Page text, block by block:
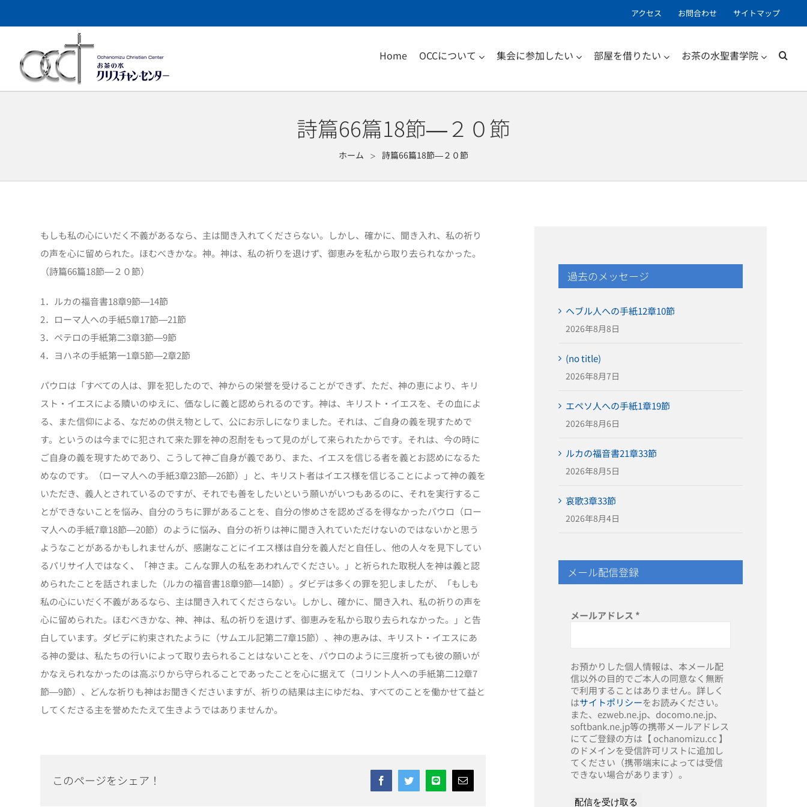
to
アクセス お問合わせ サイトマップ
Home OCCについて 集会に参加したい 部屋を借りたい お茶の水聖書学院
詩篇66篇18節―２０節
ホーム ＞ 詩篇66篇18節―２０節
もしも私の心にいだく不義があるなら、主は聞き入れてくださらない。しかし、確かに、聞き入れ、私の祈り
の声を心に留められた。ほむべきかな。神。神は、私の祈りを退けず、御恵みを私から取り去られなかった。
（詩篇66篇18節―２０節）
1．ルカの福音書18章9節―14節
2．ローマ人への手紙5章17節―21節
3．ペテロの手紙第二3章3節―9節
4．ヨハネの手紙第一1章5節―2章2節
パウロは「すべての人は、罪を犯したので、神からの栄誉を受けることができず、ただ、神の恵により、キリ
スト・イエスによる贖いのゆえに、価なしに義と認められるのです。神は、キリスト・イエスを、その血によ
る、また信仰による、なだめの供え物として、公にお示しになりました。それは、ご自身の義を現すためで
す。というのは今までに犯されて来た罪を神の忍耐をもって見のがして来られたからです。それは、今の時に
ご自身の義を現すためであり、こうして神ご自身が義であり、また、イエスを信じる者を義とお認めになるた
めなのです。（ローマ人への手紙3章23節―26節）」と、キリスト者はイエス様を信じることによって神の義を
いただき、義人とされているのですが、それでも善をしたいという願いがいつもあるのに、それを実行するこ
とができないことを悩み、自分のうちに罪があることを、自分の惨めさを認めざるを得なかったパウロ（ロー
マ人への手紙7章18節―20節）のように悩み、自分の祈りは神に聞き入れていただけないのではないかと思う
ようなことがあるかもしれませんが、感謝なことにイエス様は自分を義人だと自任し、他の人々を見下してい
るパリサイ人ではなく、「神さま。こんな罪人の私をあわれんでください。」と祈られた取税人を神は義と認
められたことを話されました（ルカの福音書18章9節―14節）。ダビデは多くの罪を犯しましたが、「もしも
私の心にいだく不義があるなら、主は聞き入れてくださらない。しかし、確かに、聞き入れ、私の祈りの声を
心に留められた。ほむべきかな、神、神は、私の祈りを退けず、御恵みを私から取り去られなかった。」と告
白しています。ダビデに約束されたように（サムエル記第二7章15節）、神の恵みは、キリスト・イエスにあ
る神の愛は、私たちの行いによって取り去られることはないことを、パウロのように三度祈っても彼の願いが
かなえられなかったのは高ぶりから守られることであったことを心に据えて（コリント人への手紙第二12章7
節―9節）、どんな祈りも神はお聞きくださいますが、祈りの結果は主にゆだね、すべてのことを働かせて益と
してくださる主を誉めたたえて生きようではありませんか。
このページをシェア！ FacebookTwitterLine Email
過去のメッセージ
ヘブル人への手紙12章10節
2026年8月8日
(no title)
2026年8月7日
エペソ人への手紙1章19節
2026年8月6日
ルカの福音書21章33節
2026年8月5日
哀歌3章33節
2026年8月4日
メール配信登録
メールアドレス *
お預かりした個人情報は、本メール配
信以外の目的でご本人の同意なく無断
で利用することはありません。詳しく
はサイトポリシーをお読みください。
また、ezweb.ne.jp、docomo.ne.jp、
softbank.ne.jp等の携帯メールアドレス
にてご登録の方は【 ochanomizu.cc 】
のドメインを受信許可リストに追加し
てください（携帯端末によっては受信
できない場合があります）。